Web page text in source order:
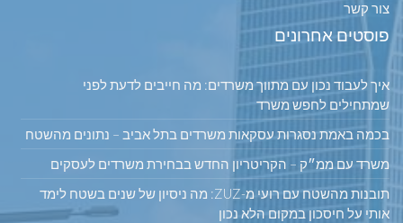
צור קשר
פוסטים אחרונים
איך לעבוד נכון עם מתווך משרדים: מה חייבים לדעת לפני
שמתחילים לחפש משרד
בכמה באמת נסגרות עסקאות משרדים בתל אביב – נתונים מהשטח
משרד עם ממ״ק – הקריטריון החדש בבחירת משרדים לעסקים
תובנות מהשטח עם רועי מ-ZUZ: מה ניסיון של שנים בשטח לימד
אותי על חיסכון במקום הלא נכון